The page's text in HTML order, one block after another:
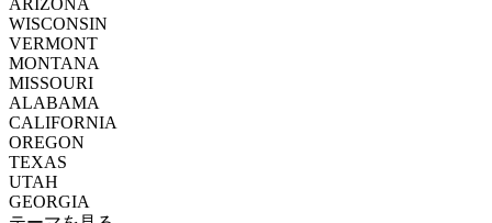
WISCONSIN
VERMONT
MONTANA
MISSOURI
ALABAMA
CALIFORNIA
OREGON
TEXAS
UTAH
GEORGIA